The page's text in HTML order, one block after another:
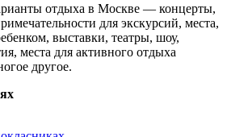
отдыха в Москве — концерты,
для экскурсий, места,
выставки, театры, шоу,
места для активного отдыха
другое.